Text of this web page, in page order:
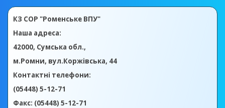
КЗ СОР "Роменське ВПУ"
Наша адреса:
42000, Сумська обл.,
м.Ромни, вул.Коржівська, 44
Контактні телефони:
(05448) 5-12-71
Факс: (05448) 5-12-71